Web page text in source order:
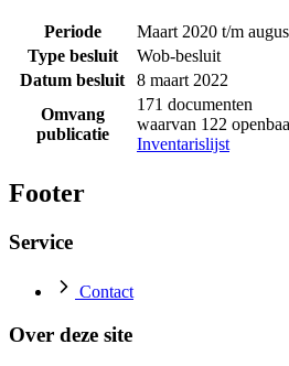
Periode
Maart 2020 t/m
Type besluit
Wob-besluit
Datum besluit
8 maart 2022
Omvang
publicatie
171 documenten
waarvan 122
Inventarislijst
Footer
Service
Contact
Over deze site